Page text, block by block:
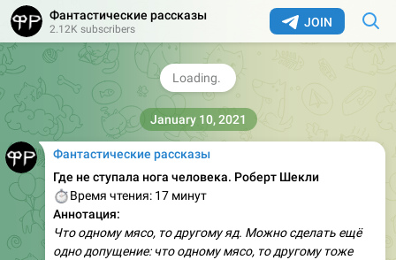
JOIN
Фантастические рассказы
2.12K subscribers
на бухгалтера.Но это вызвало недовольство
родителей, так как Мортон должен, просто обязан…
👎
Фантастические рассказы
Где не ступала нога человека. Роберт Шекли
Время чтения: 17 минут
Аннотация:
Что одному мясо, то другому яд. Можно сделать ещё
одно допущение: что одному мясо, то другому тоже
January 10, 2021